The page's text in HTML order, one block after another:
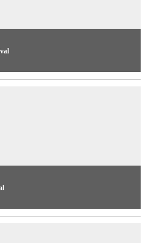
inglês Michael Mazière fala sobre a
cujo trabalho passa a ser
e não mais na televisão, como
expõe as razões de fazer
expor fatos, sua intensão é
sobre a realidade, afim de